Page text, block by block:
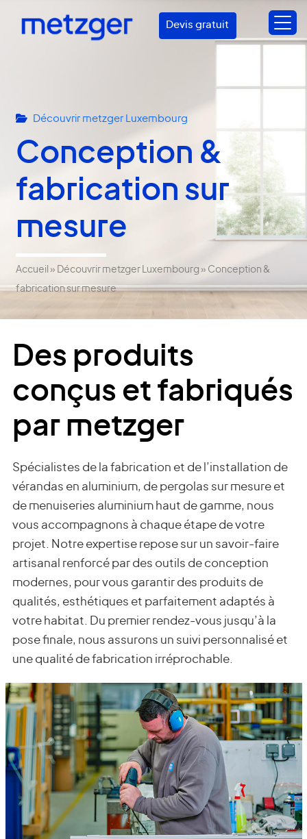
Devis gratuit
Découvrir metzger Luxembourg
Conception &
fabrication sur
mesure
Accueil » Découvrir metzger Luxembourg » Conception &
fabrication sur mesure
Des produits
conçus et fabriqués
par metzger
Spécialistes de la fabrication et de l’installation de
vérandas en aluminium, de pergolas sur mesure et
de menuiseries aluminium haut de gamme, nous
vous accompagnons à chaque étape de votre
projet. Notre expertise repose sur un savoir-faire
artisanal renforcé par des outils de conception
modernes, pour vous garantir des produits de
qualités, esthétiques et parfaitement adaptés à
votre habitat. Du premier rendez-vous jusqu’à la
pose finale, nous assurons un suivi personnalisé et
une qualité de fabrication irréprochable.